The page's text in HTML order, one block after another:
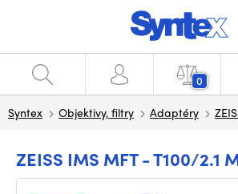
0
Syntex Objektivy, filtry Adaptéry
ZEISS IMS MFT - T100/2.1